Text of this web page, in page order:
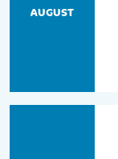
AUGUST